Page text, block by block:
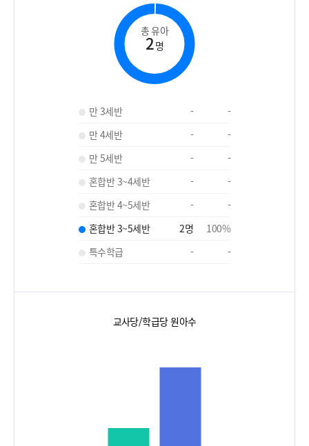
총 유아
2명
만 3세반 -
-
만 4세반
-
-
만 5세반
-
-
혼합반 3~4세반
-
-
혼합반 4~5세반
-
-
혼합반 3~5세반
2명 100%
특수학급
- -
교사당/학급당 원아수